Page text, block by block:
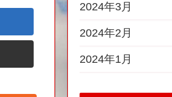
2024年3月
2024年2月
2024年1月